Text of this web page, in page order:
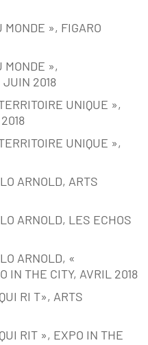
», FIGARO
MONDE »,
JUIN 2018
UNIQUE »,
UNIQUE »,
ARNOLD, ARTS
ARNOLD, LES ECHOS
ARNOLD, «
IN THE CITY, AVRIL 2018
RI T», ARTS
RIT », EXPO IN THE